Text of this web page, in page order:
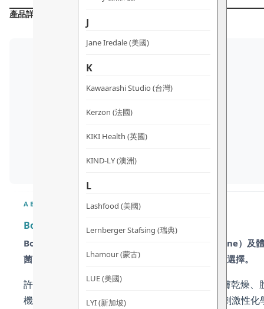
J
Jane Iredale (美國)
K
Kawaarashi Studio (台灣)
Kerzon (法國)
KIKI Health (英國)
KIND-LY (澳洲)
L
Lashfood (美國)
Lernberger Stafsing (瑞典)
Lhamour (蒙古)
LUE (美國)
LYI (新加坡)
產品詳情
ABOUT
Botani 清肌潔體皂 – 擊退背部暗瘡 淨化體味
Botani 清肌潔體皂是一款專為解決身體暗瘡（Backne）及
菌，同時舒緩真菌感染，是夏日潔淨及運動後的最佳選擇。
許多市面上的抗菌皂往往因清潔力過強而導致肌膚乾燥
機乳木果油和維他命 E 為肌膚鎖住水分。它不含刺激性